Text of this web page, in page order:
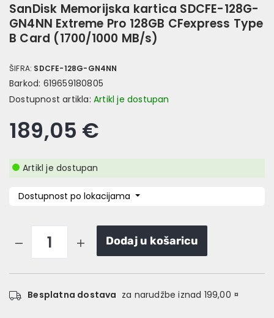
SanDisk Memorijska kartica SDCFE-128G-
GN4NN Extreme Pro 128GB CFexpress Type
B Card (1700/1000 MB/s)
ŠIFRA: SDCFE-128G-GN4NN
Barkod: 619659180805
Dostupnost artikla: Artikl je dostupan
189,05 €
Artikl je dostupan
Dostupnost po lokacijama
Dodaj u košaricu
Besplatna dostava za narudžbe iznad 199,00 ¤